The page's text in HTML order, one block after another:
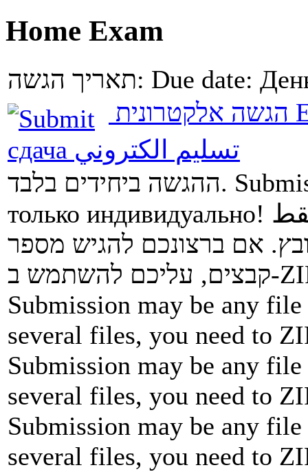
Home Exam
תאריך הגשה: Due date:
сдача تسليم الكتروني
ההגשה ביחידים בלבד.
только индивидуально!
אם ברצונכם להגיש מספר
Submission may be any
several files, you need to
Submission may be any
several files, you need to
Submission may be any
several files, you need to